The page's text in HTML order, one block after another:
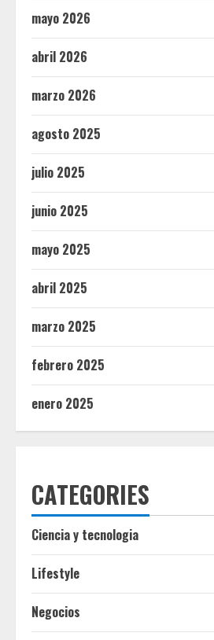
mayo 2026
abril 2026
marzo 2026
agosto 2025
julio 2025
junio 2025
mayo 2025
abril 2025
marzo 2025
febrero 2025
enero 2025
CATEGORIES
Ciencia y tecnologia
Lifestyle
Negocios